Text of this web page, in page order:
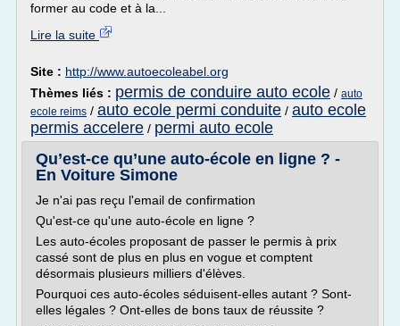
former au code et à la...
Lire la suite
Site : http://www.autoecoleabel.org
Thèmes liés : permis de conduire auto ecole / auto
ecole reims / auto ecole permi conduite / auto ecole
permis accelere / permi auto ecole
Qu’est-ce qu’une auto-école en ligne ? -
En Voiture Simone
Je n'ai pas reçu l'email de confirmation
Qu'est-ce qu'une auto-école en ligne ?
Les auto-écoles proposant de passer le permis à prix
cassé sont de plus en plus en vogue et comptent
désormais plusieurs milliers d'élèves.
Pourquoi ces auto-écoles séduisent-elles autant ? Sont-
elles légales ? Ont-elles de bons taux de réussite ?